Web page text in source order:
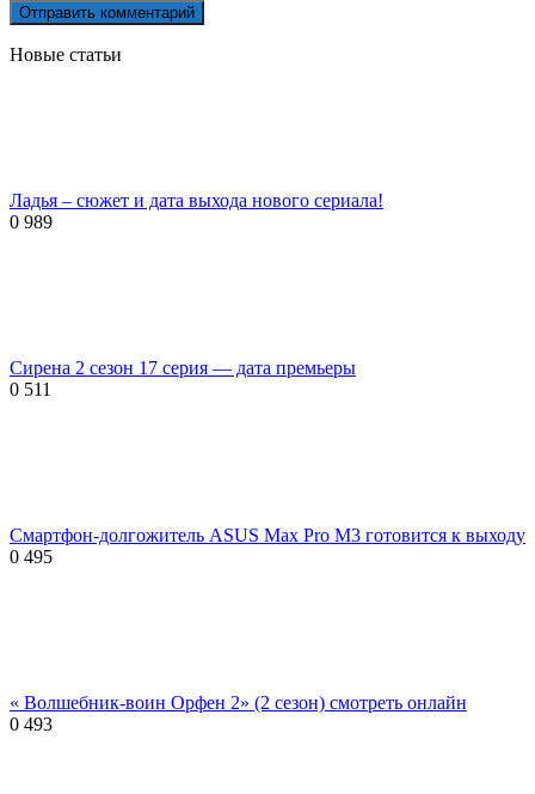
Новые статьи
Ладья – сюжет и дата выхода нового сериала!
0 989
Сирена 2 сезон 17 серия — дата премьеры
0 511
Смартфон-долгожитель ASUS Max Pro M3 готовится к выходу
0 495
« Волшебник-воин Орфен 2» (2 сезон) смотреть онлайн
0 493